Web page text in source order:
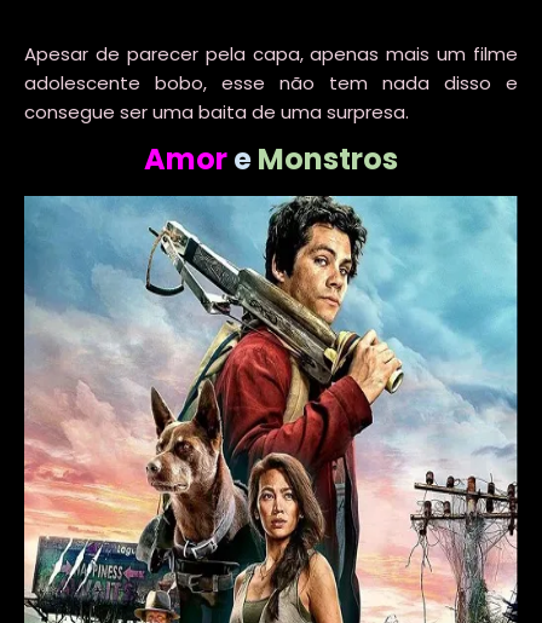
Apesar de parecer pela capa, apenas mais um filme
adolescente bobo, esse não tem nada disso e
consegue ser uma baita de uma surpresa.
AmoreMonstros